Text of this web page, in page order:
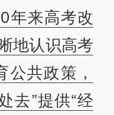
年来高考改
地认识高考
共政策，
去”提供“经